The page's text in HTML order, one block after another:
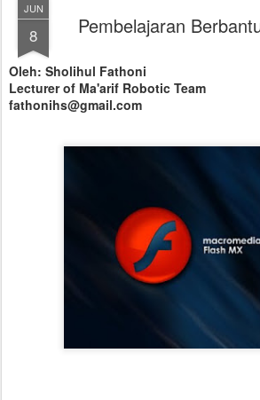
JUN
8 Pembelajaran
Oleh: Sholihul Fathoni
Lecturer of Ma'arif Robotic Team
fathonihs@gmail.com